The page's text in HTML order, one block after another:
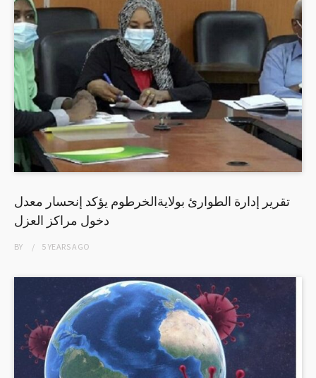
تقرير إدارة الطوارئ بولايةالخرطوم يؤكد إنحسار معدل
دخول مراكز العزل
BY 5 YEARSAGO